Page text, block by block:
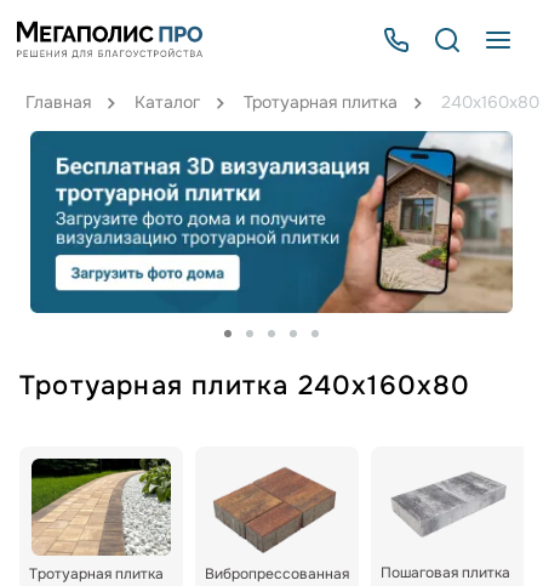
Главная Каталог Тротуарная плитка 240х160х80
Тротуарная плитка 240х160х80
Тротуарная плитка Вибропрессованная Пошаговая плитка